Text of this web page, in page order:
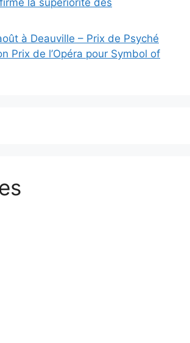
la supériorité des
à Deauville – Prix de Psyché
Prix de l’Opéra pour Symbol of